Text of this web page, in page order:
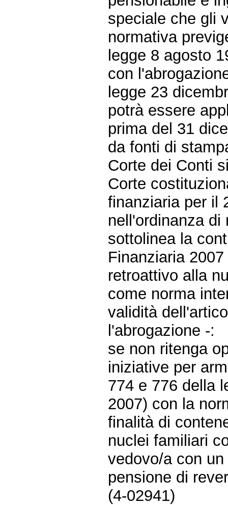
speciale che gli
normativa
legge 8 agosto
con
legge 23
potrà essere
prima del 31
da fonti di
Corte dei Conti
Corte
finanziaria per il
nell'ordinanza
sottolinea la
Finanziaria
retroattivo alla
come norma
validità
l'abrogazione -:
se non ritenga
iniziative per
774 e 776 della
2007) con la
finalità di
nuclei familiari
vedovo/a con
pensione di
(4-02941)